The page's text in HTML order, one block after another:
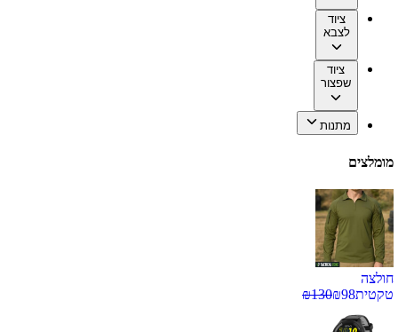
ציוד
לצבא
ציוד
שפצור
מתנות
מומלצים
חולצה
טקטית
₪98
₪130